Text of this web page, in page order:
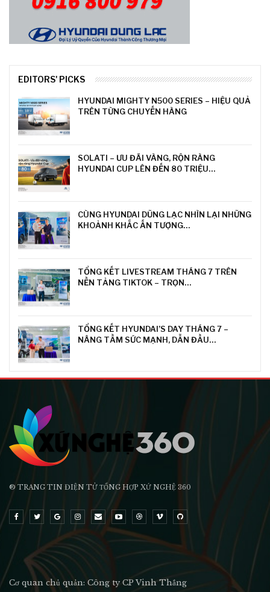
EDITORS' PICKS
HYUNDAI MIGHTY N500 SERIES – HIỆU QUẢ
TRÊN TỪNG CHUYẾN HÀNG
SOLATI – ƯU ĐÃI VÀNG, RỘN RÀNG
HYUNDAI CUP LÊN ĐẾN 80 TRIỆU…
CÙNG HYUNDAI DŨNG LẠC NHÌN LẠI NHỮNG
KHOẢNH KHẮC ẤN TƯỢNG…
TỔNG KẾT LIVESTREAM THÁNG 7 TRÊN
NỀN TẢNG TIKTOK – TRỌN…
TỔNG KẾT HYUNDAI’S DAY THÁNG 7 –
NÂNG TẦM SỨC MẠNH, DẪN ĐẦU…
® TRANG TIN ĐIỆN TỬ ТỔNG HỢP XỨ NGHỆ 360
Cơ quan chủ quản: Công ty CP Vinh Thắng